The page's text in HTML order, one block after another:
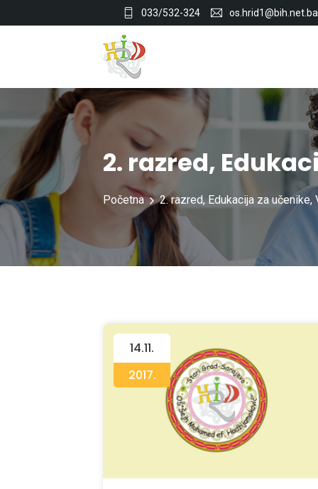
033/532-324 os.hrid1@bih.net.ba
2. razred,
Početna 2. razred, Edukacija za učenike,
14.11.
2017.